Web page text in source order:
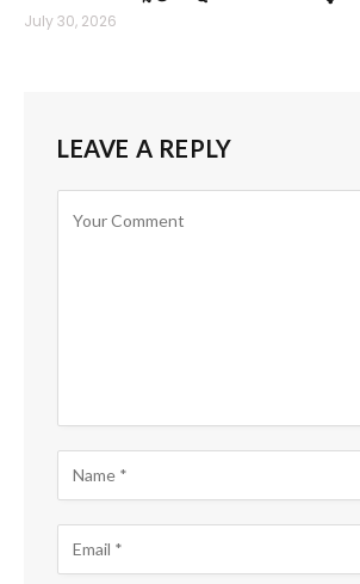
July 30, 2026
LEAVE A REPLY